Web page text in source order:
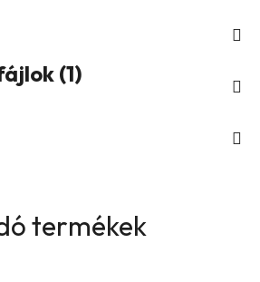
(1)
termékek